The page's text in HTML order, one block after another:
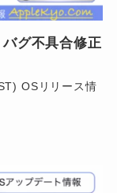
グ不具合修正
OSリリース情